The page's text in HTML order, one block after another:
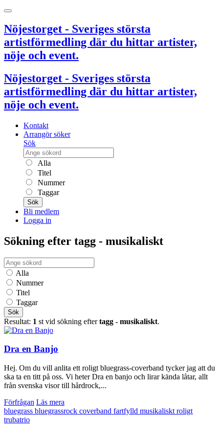
Nöjestorget - Sveriges största
artistförmedling där du hittar artister,
nöje och event.
Nöjestorget - Sveriges största
artistförmedling där du hittar artister,
nöje och event.
Kontakt
Arrangör söker
Sök
Alla
Titel
Nummer
Taggar
Sök
Bli medlem
Logga in
Sökning efter tagg - musikaliskt
Alla
Nummer
Titel
Taggar
Sök
Resultat: 1 st vid sökning eftertagg - musikaliskt.
Dra en Banjo
Hej. Om du vill anlita ett roligt bluegrass-coverband tycker jag att du
ska ta en titt på oss. Vi heter Dra en banjo och lirar kända låtar, allt
från svenska visor till hårdrock,...
Förfrågan Läs mera
bluegrass bluegrassrock coverband fartfylld musikaliskt roligt
trubatrio